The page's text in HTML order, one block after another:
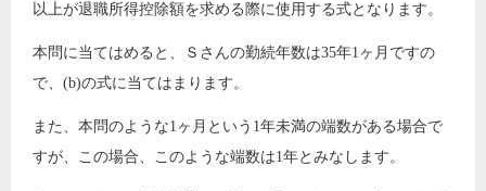
以上が退職所得控除額を求める際に使用する式となります。
本問に当てはめると、Ｓさんの勤続年数は35年1ヶ月ですの
で、(b)の式に当てはまります。
また、本問のような1ヶ月という1年未満の端数がある場合で
すが、この場合、このような端数は1年とみなします。